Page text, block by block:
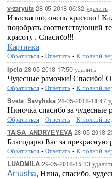
v-zaryuta 28-05-2018-06:32 удалить
Изысканно, очень красиво !
подобрать соответствующий
красоту . Спасибо!!!
Картинка
Обратиться - Ответить - К полной
Ipola 28-05-2018-17:50 удалить
Чудесные рамочки! Спасибо!
Обратиться - Ответить - К полной
Sveta_Savyhska 28-05-2018-18:47
Ниночка спасибо за чудесные
Обратиться - Ответить - К полной
TAISA_ANDRYEYEVA 28-05-2018-
Благодарю Вас за прекрасную
Обратиться - Ответить - К полной
LUADMILA 29-05-2018-15:13
Arnusha, Нина, спасибо,